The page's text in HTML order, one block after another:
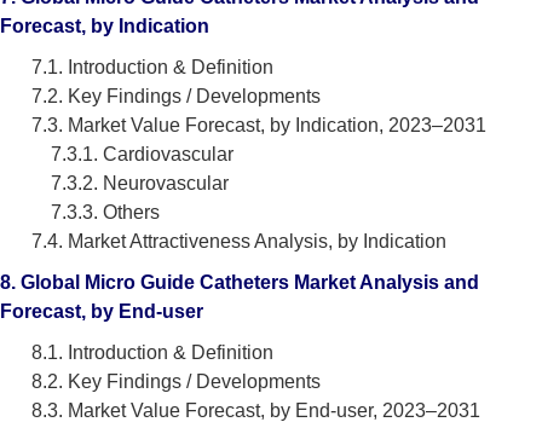
Forecast, by Indication
7.1. Introduction & Definition
7.2. Key Findings / Developments
7.3. Market Value Forecast, by Indication, 2023–2031
7.3.1. Cardiovascular
7.3.2. Neurovascular
7.3.3. Others
7.4. Market Attractiveness Analysis, by Indication
8. Global Micro Guide Catheters Market Analysis and
Forecast, by End-user
8.1. Introduction & Definition
8.2. Key Findings / Developments
8.3. Market Value Forecast, by End-user, 2023–2031